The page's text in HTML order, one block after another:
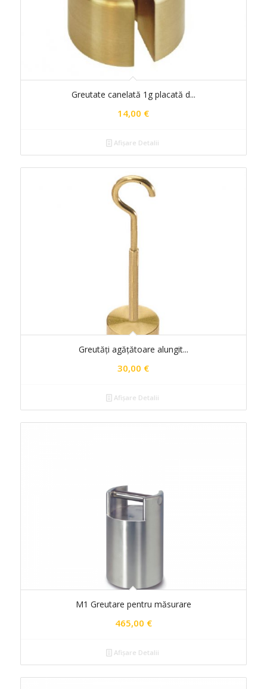
Greutate canelată 1g placată d...
14,00 €
Afișare Detalii
Greutăți agățătoare alungit...
30,00 €
Afișare Detalii
M1 Greutare pentru măsurare
465,00 €
Afișare Detalii